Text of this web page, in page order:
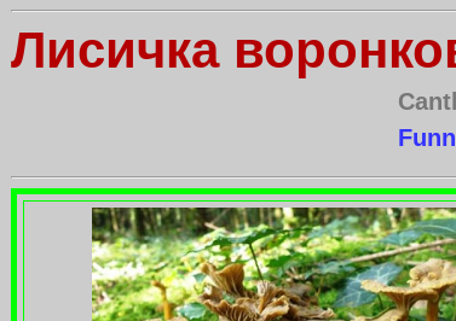
Лисичка